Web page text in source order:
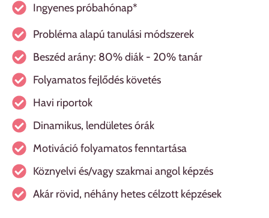
Ingyenes próbahónap*
Probléma alapú tanulási módszerek
Beszéd arány: 80% diák - 20% tanár
Folyamatos fejlődés követés
Havi riportok
Dinamikus, lendületes órák
Motiváció folyamatos fenntartása
Köznyelvi és/vagy szakmai angol képzés
Akár rövid, néhány hetes célzott képzések